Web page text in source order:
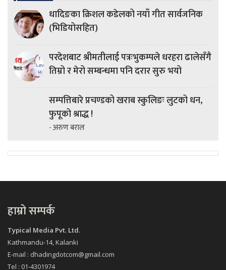
धादिङका क्रिशल कडेलको नयाँ गीत सार्वजनिक
(भिडियोसहित)
परदेशबाट श्रीमतीलाई पत्रःभुकम्पले धरहरा ढालेसँगै
तिम्रो र मेरो सम्बन्धमा पनि दरार सुरु भयो
सम्पत्तिबारे प्रचण्डको खराब स्कुलिङः लुटको धन,
फुपूको श्राद्ध !
- अरुण बराल
हाम्रो सम्पर्क
Typical Media Pvt. Ltd.
Kathmandu-14, Kalanki
E-mail : dhadingdotcom@gmail.com
Tel : 01-4301974